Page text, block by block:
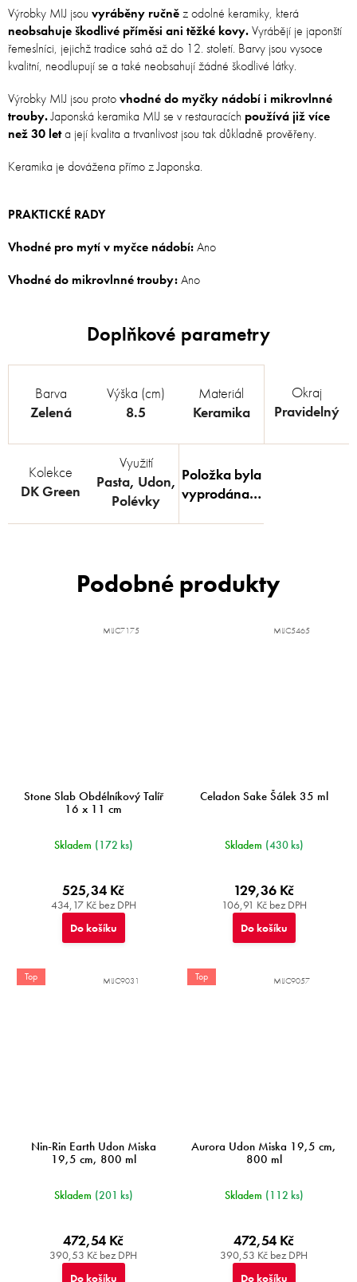
Výrobky MIJ jsou vyráběny ručněz odolné keramiky, která
neobsahuje škodlivé příměsi ani těžké kovy.Vyrábějí je japonští
řemeslníci, jejichž tradice sahá až do 12. století. Barvy jsou vysoce
kvalitní, neodlupují se a také neobsahují žádné škodlivé látky.
Výrobky MIJ jsou protovhodné do myčky nádobí i mikrovlnné
trouby.Japonská keramika MIJ se v restauracích používá již více
než 30 leta její kvalita a trvanlivost jsou tak důkladně prověřeny.
Keramika je dovážena přímo z Japonska.
PRAKTICKÉ RADY
Vhodné pro mytí v myčce nádobí:Ano
Vhodné do mikrovlnné trouby:Ano
Barva
Zelená
Výška (cm)
8.5
Materiál
Keramika
Okraj
Pravidelný
Kolekce
DK Green
Využití
Pasta, Udon,
Polévky
Položka byla
vyprodána…
Stone Slab Obdélníkový Talíř
16 x 11 cm
Skladem (172 ks)
434,17 Kč bez DPH
525,34 Kč
Do košíku
MIJC7175
Celadon Sake Šálek 35 ml
Skladem (430 ks)
106,91 Kč bez DPH
129,36 Kč
Do košíku
MIJC5465
Top
Nin-Rin Earth Udon Miska
19,5 cm, 800 ml
Skladem (201 ks)
390,53 Kč bez DPH
472,54 Kč
Do košíku
MIJC9031 Top
Aurora Udon Miska 19,5 cm,
800 ml
Skladem (112 ks)
390,53 Kč bez DPH
472,54 Kč
Do košíku
MIJC9057